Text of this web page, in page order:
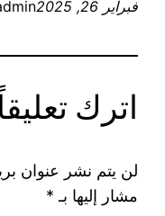
فبراير 26, 2025
اترك
لن يتم نشر عنوان
مشار إليها بـ *